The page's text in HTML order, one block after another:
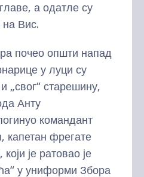
а одатле су
Вис.
почео општи напад
у луци су
„свог“ старешину,
Анту
командант
капетан фрегате
је ратовао је
у униформи Збора